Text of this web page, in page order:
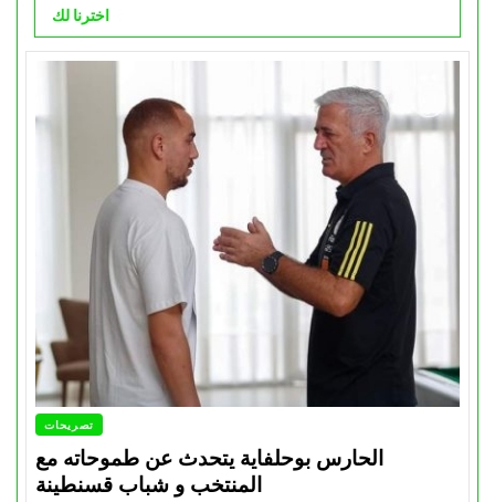
اخترنا لك
تصريحات
الحارس بوحلفاية يتحدث عن طموحاته مع
المنتخب و شباب قسنطينة